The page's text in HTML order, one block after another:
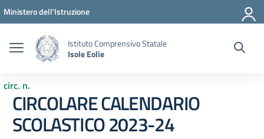
Vai ai contenuti
Vai al menu di navigazione
Vai al footer
Ministero dell'Istruzione
Istituto Comprensivo Statale
Isole Eolie
circ. n.
CIRCOLARE CALENDARIO
SCOLASTICO 2023-24